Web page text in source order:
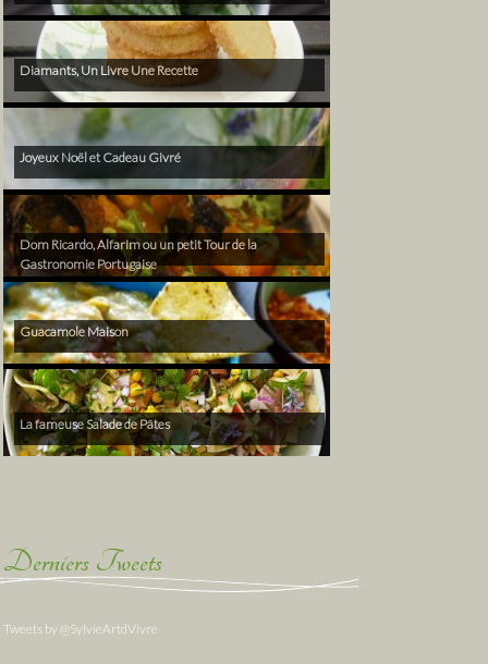
Diamants, Un Livre Une Recette
Joyeux Noël et Cadeau Givré
Dom Ricardo, Alfarim ou un petit Tour de la
Gastronomie Portugaise
Guacamole Maison
La fameuse Salade de Pâtes
Derniers Tweets
Tweets by @SylvieArtdVivre